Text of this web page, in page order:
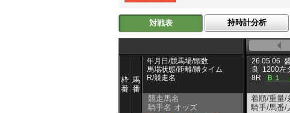
対戦表 持時計分析
枠
番
馬
番
年月日/競馬場/頭数
馬場状態/距離/勝タイム
R/競走名
競走馬名
騎手名 オッズ
26.05.06
良
1200左
8R
Ｂ１
着順/重量/
騎手/馬番/